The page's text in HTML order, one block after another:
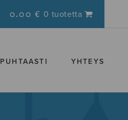
0.00 € 0 tuotetta
PUHTAASTI YHTEYS